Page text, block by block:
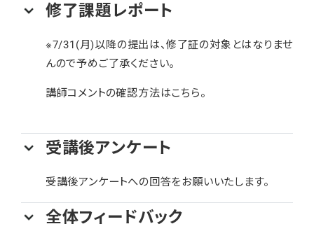
修了課題レポート
※7/31(月)以降の提出は、修了証の対象とはなりませ
んので予めご了承ください。
講師コメントの確認方法はこちら。
受講後アンケート
受講後アンケートへの回答をお願いいたします。
全体フィードバック